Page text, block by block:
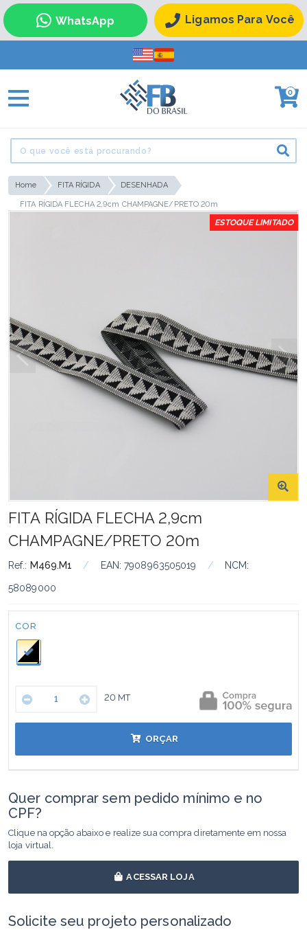
WhatsApp Ligamos Para Você
0
Home FITA RÍGIDA DESENHADA
FITA RÍGIDA FLECHA 2,9cm CHAMPAGNE/PRETO 20m
ESTOQUE LIMITADO
FITA RÍGIDA FLECHA 2,9cm
CHAMPAGNE/PRETO 20m
Ref.: M469.M1 / EAN: 7908963505019 / NCM:
58089000
Cor:
COR
20 MT
ORÇAR
Quer comprar sem pedido mínimo e no
CPF?
Clique na opção abaixo e realize sua compra diretamente em nossa
loja virtual.
ACESSAR LOJA
Solicite seu projeto personalizado